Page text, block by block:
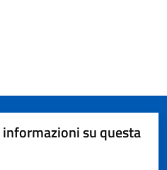
su questa